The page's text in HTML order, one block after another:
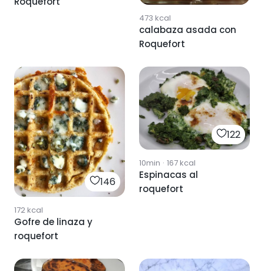
473 kcal
calabaza asada con
Roquefort
146
172kcal
Gofre de linaza y
roquefort
122
10min · 167kcal
Espinacas al
roquefort